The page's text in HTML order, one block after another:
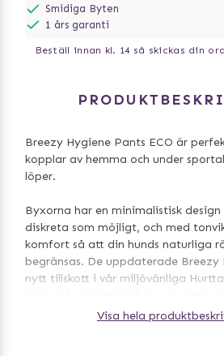
Smidiga Byten
1 års garanti
Beställ innan kl. 14 så skickas din
Breezy Hygiene Pants ECO är
kopplar av hemma och under
löper.
Byxorna har en minimalistisk
diskreta som möjligt, och med
komfort så att din hunds naturliga
begränsas. De uppdaterade Breezy
nytt tillskott i vår miljövänliga
Visa hela